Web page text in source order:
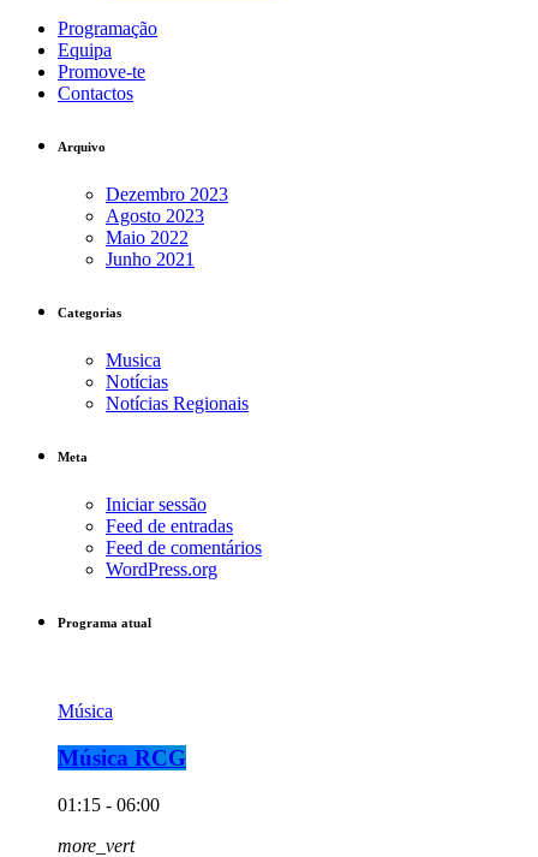
Programação
Equipa
Promove-te
Contactos
Arquivo
Dezembro 2023
Agosto 2023
Maio 2022
Junho 2021
Categorias
Musica
Notícias
Notícias Regionais
Meta
Iniciar sessão
Feed de entradas
Feed de comentários
WordPress.org
Programa atual
Música
Música RCG
01:15 - 06:00
more_vert